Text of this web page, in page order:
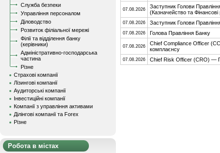
Служба безпеки
Управління персоналом
Діловодство
Розвиток філіальної мережі
Філії та відділення банку
(керівники)
Адміністративно-господарська
частина
Різне
Страхові компанії
Лізингові компанії
Аудиторські компанії
Інвестиційні компанії
Компанії з управління активами
Ділінгові компанії та Forex
Різне
Робота в містах
07.08.2026
Заступник Голови
(Казначейство та Фінансові
07.08.2026 Заступник Голови
07.08.2026 Голова Правління Банку
07.08.2026
Chief Compliance Officer
комплаєнсу
07.08.2026 Chief Risk Officer (CRO) —